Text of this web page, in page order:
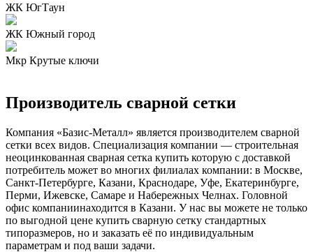
ЖК ЮгТаун
ЖК Южный город
Мкр Крутые ключи
Производитель сварной сетки
Компания «Базис-Металл» является производителем сварной
сетки всех видов. Специализация компании — строительная
неоцинкованная сварная сетка купить которую с доставкой
потребитель может во многих филиалах компании: в Москве,
Санкт-Петербурге, Казани, Краснодаре, Уфе, Екатеринбурге,
Перми, Ижевске, Самаре и Набережных Челнах. Головной
офис компаниинаходится в Казани. У нас вы можете не только
по выгодной цене купить сварную сетку стандартных
типоразмеров, но и заказать её по индивидуальным
параметрам и под ваши задачи.